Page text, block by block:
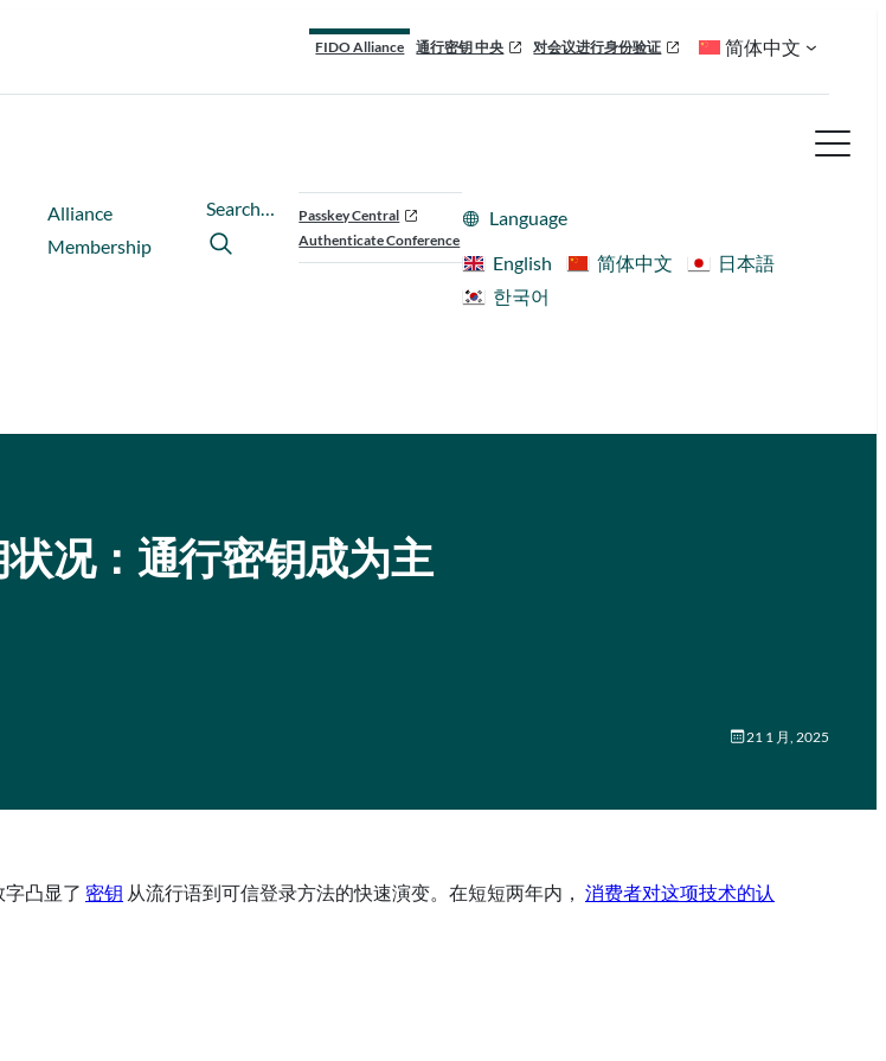
FIDO Alliance 通行密钥 中央 对会议进行身份验证 简体中文
Alliance
Membership
Search…
Passkey Central
Authenticate Conference
Language
English
简体中文
日本語
한국어
况：通行密钥成为主
21 1 月, 2025
凸显了 密钥 从流行语到可信登录方法的快速演变。在短短两年内， 消费者对这项技术的认